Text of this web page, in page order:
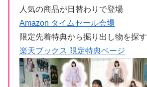
人気の商品が日替わりで登場
Amazon タイムセール会場
限定先着特典から掘り出し物を探す
楽天ブックス 限定特典ページ